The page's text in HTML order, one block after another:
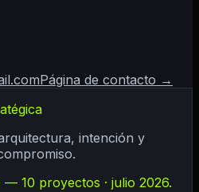
Página de contacto →
intención y
10 proyectos · julio 2026.